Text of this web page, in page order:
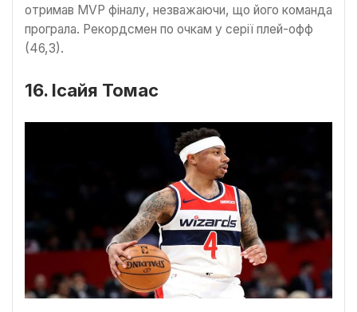
отримав MVP фіналу, незважаючи, що його команда
програла. Рекордсмен по очкам у серії плей-офф
(46,3).
16. Ісайя Томас